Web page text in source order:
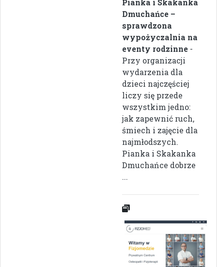
Pianka i Skakanka
Dmuchańce –
sprawdzona
wypożyczalnia na
eventy rodzinne -
Przy organizacji
wydarzenia dla
dzieci najczęściej
liczy się przede
wszystkim jedno:
jak zapewnić ruch,
śmiech i zajęcie dla
najmłodszych.
Pianka i Skakanka
Dmuchańce dobrze
...